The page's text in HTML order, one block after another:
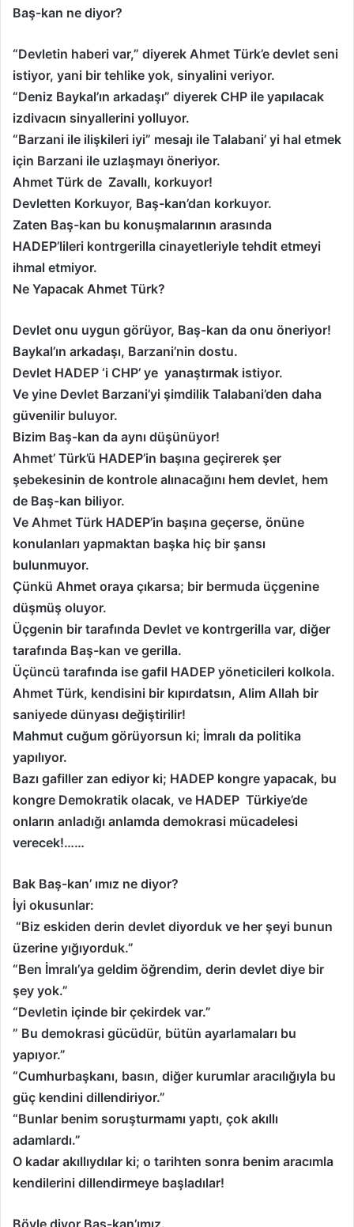
Baş-kan ne diyor?
“Devletin haberi var,” diyerek Ahmet Türk’e devlet seni
istiyor, yani bir tehlike yok, sinyalini veriyor.
“Deniz Baykal’ın arkadaşı” diyerek CHP ile yapılacak
izdivacın sinyallerini yolluyor.
“Barzani ile ilişkileri iyi” mesajı ile Talabani’ yi hal etmek
için Barzani ile uzlaşmayı öneriyor.
Ahmet Türk de Zavallı, korkuyor!
Devletten Korkuyor, Baş-kan’dan korkuyor.
Zaten Baş-kan bu konuşmalarının arasında
HADEP’lileri kontrgerilla cinayetleriyle tehdit etmeyi
ihmal etmiyor.
Ne Yapacak Ahmet Türk?
Devlet onu uygun görüyor, Baş-kan da onu öneriyor!
Baykal’ın arkadaşı, Barzani’nin dostu.
Devlet HADEP ‘i CHP’ ye yanaştırmak istiyor.
Ve yine Devlet Barzani’yi şimdilik Talabani’den daha
güvenilir buluyor.
Bizim Baş-kan da aynı düşünüyor!
Ahmet’ Türk’ü HADEP’in başına geçirerek şer
şebekesinin de kontrole alınacağını hem devlet, hem
de Baş-kan biliyor.
Ve Ahmet Türk HADEP’in başına geçerse, önüne
konulanları yapmaktan başka hiç bir şansı
bulunmuyor.
Çünkü Ahmet oraya çıkarsa; bir bermuda üçgenine
düşmüş oluyor.
Üçgenin bir tarafında Devlet ve kontrgerilla var, diğer
tarafında Baş-kan ve gerilla.
Üçüncü tarafında ise gafil HADEP yöneticileri kolkola.
Ahmet Türk, kendisini bir kıpırdatsın, Alim Allah bir
saniyede dünyası değiştirilir!
Mahmut cuğum görüyorsun ki; İmralı da politika
yapılıyor.
Bazı gafiller zan ediyor ki; HADEP kongre yapacak, bu
kongre Demokratik olacak, ve HADEP Türkiye’de
onların anladığı anlamda demokrasi mücadelesi
verecek!……
Bak Baş-kan’ ımız ne diyor?
İyi okusunlar:
“Biz eskiden derin devlet diyorduk ve her şeyi bunun
üzerine yığıyorduk.”
“Ben İmralı’ya geldim öğrendim, derin devlet diye bir
şey yok.”
“Devletin içinde bir çekirdek var.”
” Bu demokrasi gücüdür, bütün ayarlamaları bu
yapıyor.”
“Cumhurbaşkanı, basın, diğer kurumlar aracılığıyla bu
güç kendini dillendiriyor.”
“Bunlar benim soruşturmamı yaptı, çok akıllı
adamlardı.”
O kadar akıllıydılar ki; o tarihten sonra benim aracımla
kendilerini dillendirmeye başladılar!
Böyle diyor Baş-kan’ımız.